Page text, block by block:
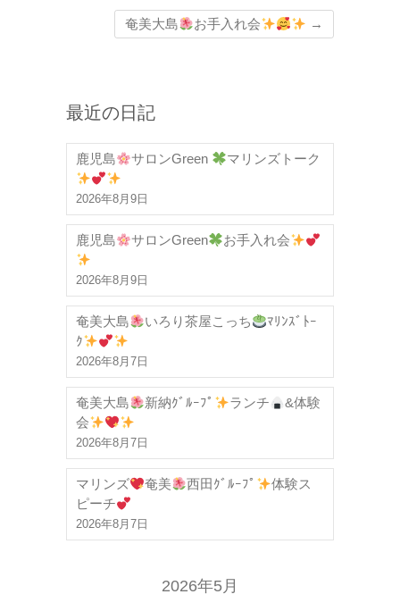
奄美大島 お手入れ会 →
最近の日記
鹿児島 サロンGreen マリンズトーク
2026年8月9日
鹿児島 サロンGreen お手入れ会
2026年8月9日
奄美大島 いろり茶屋こっち
ﾏﾘﾝｽﾞﾄｰ
ｸ
2026年8月7日
奄美大島 新納ｸﾞﾙｰﾌﾟ ランチ
&体験
会
2026年8月7日
マリンズ 奄美 西田ｸﾞﾙｰﾌﾟ
体験ス
ピーチ
2026年8月7日
2026年5月